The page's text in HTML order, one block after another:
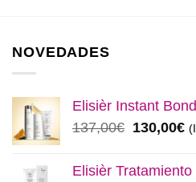
NOVEDADES
Elisièr Instant
137,00€ El
original
130,00€
Elisièr Tratamiento